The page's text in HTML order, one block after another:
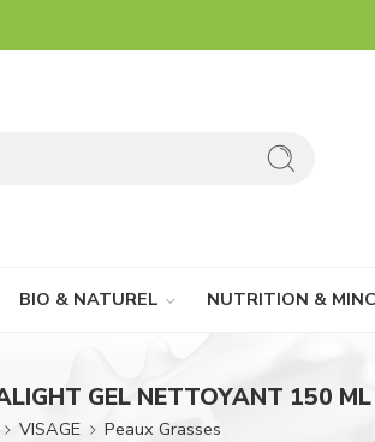
BIO & NATUREL NUTRITION &
GEL NETTOYANT 150 ML
VISAGE Peaux Grasses